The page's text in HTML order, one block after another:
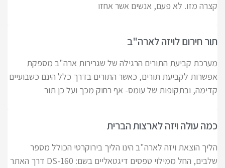
קצרה מזו. לא פעם, אנשים אשר אחזו
תור חירום לויזה לארה"ב
מערכת קביעת התורים הרגילה של שגרירות ארה"ב מספקת
אפשרות לקביעת תורים, כאשר התורים בדרך כלל הינם כשבועיים
קדימה, ובתקופות של עומס- אף רחוק מכך ועל כן תור
כמה עולה ויזה לארצות הברית
הליך הוצאת ויזה לארה"ב הינו הליך בירוקרטי הכולל מספר
שלבים, החל ממילוי טפסים דיגטאליים בשם: DS-160 דרך האתר